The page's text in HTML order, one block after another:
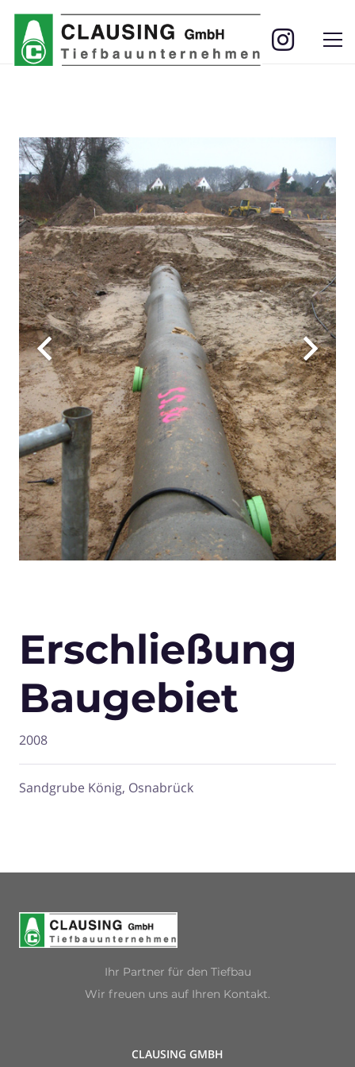
Erschließung
Baugebiet
2008
Sandgrube König, Osnabrück
Ihr Partner für den Tiefbau
Wir freuen uns auf Ihren Kontakt.
CLAUSING GMBH